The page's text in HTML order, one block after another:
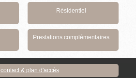
Résidentiel
Prestations complémentaires
contact & plan d'accès